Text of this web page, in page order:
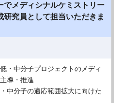
でメディシナルケミストリー
究員として担当いただきま
・中分子プロジェクトのメディ
導・推進
中分子の適応範囲拡大に向けた